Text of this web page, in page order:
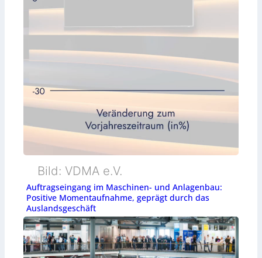
Bild: VDMA e.V.
Auftragseingang im Maschinen- und Anlagenbau:
Positive Momentaufnahme, geprägt durch das
Auslandsgeschäft